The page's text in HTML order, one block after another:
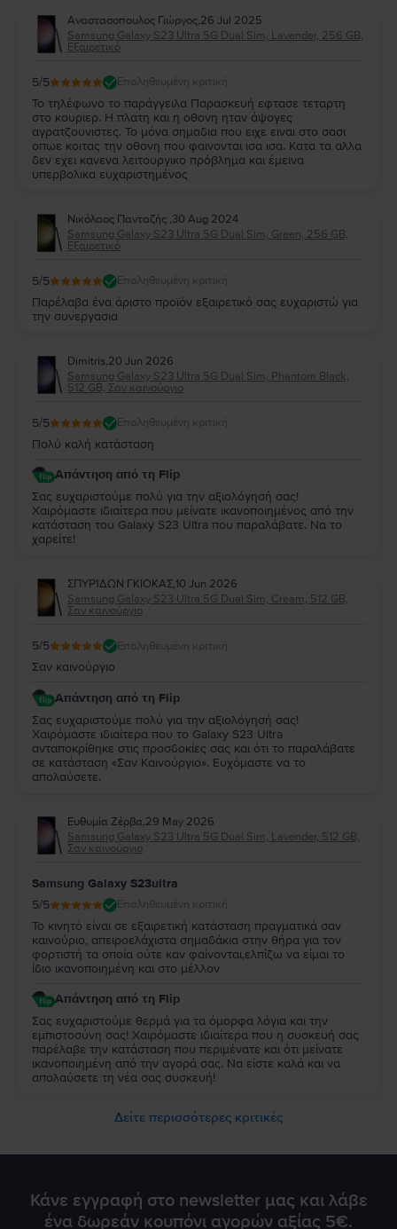
Αναστασοπουλος Γιώργος,26 Jul 2025
Samsung Galaxy S23 Ultra 5G Dual Sim, Lavender, 256 GB,
Εξαιρετικό
5/5 Επαληθευμένη κριτική
Το τηλέφωνο το παράγγειλα Παρασκευή εφτασε τεταρτη
στο κουριερ. Η πλατη και η οθονη ηταν άψογες
αγρατζουνιστες. Το μόνα σημαδια που ειχε ειναι στο σασι
οπωε κοιτας την οθονη που φαινονται ισα ισα. Κατα τα αλλα
δεν εχει κανενα λειτουργικο πρόβλημα και έμεινα
υπερβολικα ευχαριστημένος
Νικόλαος Πανταζής ,30 Aug 2024
Samsung Galaxy S23 Ultra 5G Dual Sim, Green, 256 GB,
Εξαιρετικό
5/5 Επαληθευμένη κριτική
Παρέλαβα ένα άριστο προϊόν εξαιρετικό σας ευχαριστώ για
την συνεργασια
Dimitris,20 Jun 2026
Samsung Galaxy S23 Ultra 5G Dual Sim, Phantom Black,
512 GB, Σαν καινούργιο
5/5 Επαληθευμένη κριτική
Πολύ καλή κατάσταση
Απάντηση από τη Flip
Σας ευχαριστούμε πολύ για την αξιολόγησή σας!
Χαιρόμαστε ιδιαίτερα που μείνατε ικανοποιημένος από την
κατάσταση του Galaxy S23 Ultra που παραλάβατε. Να το
χαρείτε!
ΣΠΥΡΊΔΩΝ ΓΚΙΟΚΑΣ,10 Jun 2026
Samsung Galaxy S23 Ultra 5G Dual Sim, Cream, 512 GB,
Σαν καινούργιο
5/5 Επαληθευμένη κριτική
Σαν καινούργιο
Απάντηση από τη Flip
Σας ευχαριστούμε πολύ για την αξιολόγησή σας!
Χαιρόμαστε ιδιαίτερα που το Galaxy S23 Ultra
ανταποκρίθηκε στις προσδοκίες σας και ότι το παραλάβατε
σε κατάσταση «Σαν Καινούργιο». Ευχόμαστε να το
απολαύσετε.
Ευθυμία Ζέρβα,29 May 2026
Samsung Galaxy S23 Ultra 5G Dual Sim, Lavender, 512 GB,
Σαν καινούργιο
Samsung Galaxy S23ultra
5/5 Επαληθευμένη κριτική
Το κινητό είναι σε εξαιρετική κατάσταση πραγματικά σαν
καινούριο, απειροελάχιστα σημαδάκια στην θήρα για τον
φορτιστή τα οποία ούτε καν φαίνονται,ελπίζω να είμαι το
ίδιο ικανοποιημένη και στο μέλλον
Απάντηση από τη Flip
Σας ευχαριστούμε θερμά για τα όμορφα λόγια και την
εμπιστοσύνη σας! Χαιρόμαστε ιδιαίτερα που η συσκευή σας
παρέλαβε την κατάσταση που περιμένατε και ότι μείνατε
ικανοποιημένη από την αγορά σας. Να είστε καλά και να
απολαύσετε τη νέα σας συσκευή!
Δείτε περισσότερες κριτικές
Κάνε εγγραφή στο newsletter μας και λάβε
ένα δωρεάν κουπόνι αγορών αξίας 5€.